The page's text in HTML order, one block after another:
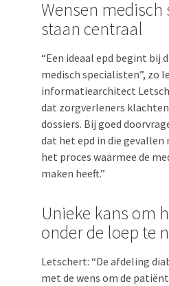
Wensen medisch
staan centraal
“Een ideaal epd begint bij
medisch specialisten”, zo
informatiearchitect
dat zorgverleners
dossiers. Bij goed
dat het epd in die
het proces waarmee de
maken heeft.”
Unieke kans om
onder de loep te
Letschert: “De afdeling
met de wens om de